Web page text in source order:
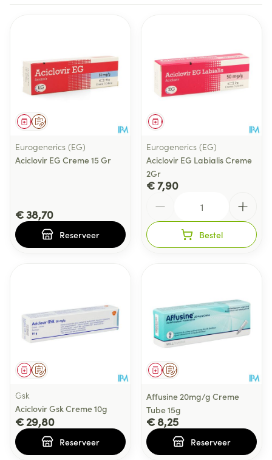
Op voorschrift
Geneesmiddel
Eurogenerics (EG)
Aciclovir EG Creme 15 Gr
€ 38,70
Reserveer
Geneesmiddel
Eurogenerics (EG)
Aciclovir EG Labialis Creme
2Gr
€ 7,90
Bestel
Op voorschrift
Geneesmiddel
Gsk
Aciclovir Gsk Creme 10g
€ 29,80
Reserveer
Op voorschrift
Geneesmiddel
Affusine 20mg/g Creme
Tube 15g
€ 8,25
Reserveer